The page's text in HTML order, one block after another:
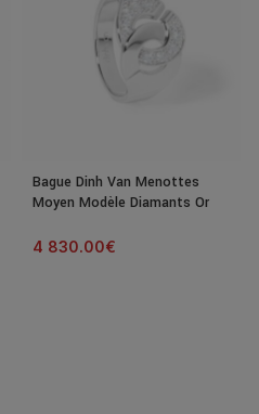
Bague Dinh Van Menottes
Moyen Modèle Diamants Or
4 830.00€